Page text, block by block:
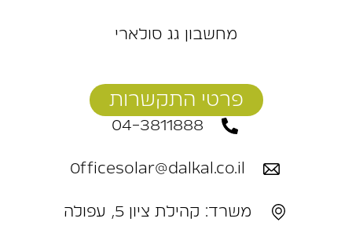
מחשבון גג סולארי
פרטי התקשרות
04-3811888
Officesolar@dalkal.co.il
משרד: קהילת ציון 5, עפולה